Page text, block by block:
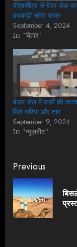
पीएमसीएच से बेउर जेल
हथकड़ी समेत फरार
September 4, 2024
In "बिहार"
बेऊर जेल में वार्डों की
मिले सरिया और तार
September 9, 2024
In "न्यूज़बीट"
Continue
Reading
Previous